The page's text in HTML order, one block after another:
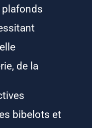
plafonds
de la
bibelots et